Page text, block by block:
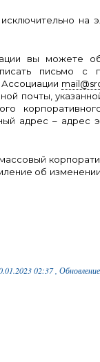
на
вы можете
письмо с
почты,
адрес – адрес
об
02:37 ,